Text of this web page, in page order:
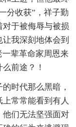
分收获”，祥子勤
于被侮辱与被损
我深刻地体会到
一辈革命家周恩来
前途？！
时代那么黑暗，
常常能看到有人
他们无法坚强面对